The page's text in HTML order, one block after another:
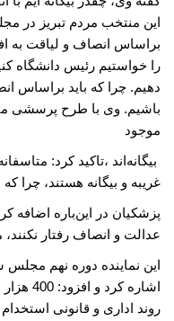
این منتخب مردم تبریز در
براساس انصاف و لیاقت به
را خواستیم رئیس دانشگاه
دهیم. چرا که باید براساس
باشیم. وی با طرح پرسشی
موجود
بیگانه‌اند ،تاکید کرد:
غریبه و بیگانه هستند، چرا که
پزشکیان در این‌باره اضافه
عدالت و انصاف رفتار
این نماینده دوره نهم
روند اداری و قانونی